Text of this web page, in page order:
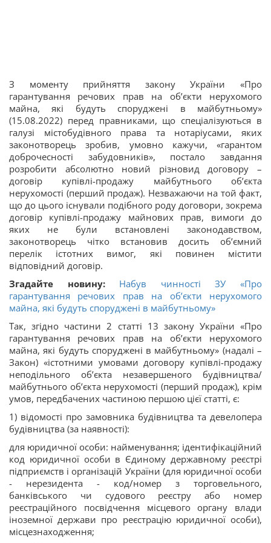
З моменту прийняття закону України «Про
гарантування речових прав на об’єкти нерухомого
майна, які будуть споруджені в майбутньому»
(15.08.2022) перед правниками, що спеціалізуються в
галузі містобудівного права та нотаріусами, яких
законотворець зробив, умовно кажучи, «гарантом
доброчесності забудовників», постало завдання
розробити абсолютно новий різновид договору –
договір купівлі-продажу майбутнього об’єкта
нерухомості (перший продаж). Незважаючи на той факт,
що до цього існували подібного роду договори, зокрема
договір купівлі-продажу майнових прав, вимоги до
яких не були встановлені законодавством,
законотворець чітко встановив досить об’ємний
перелік істотних вимог, які повинен містити
відповідний договір.
Згадайте новину: Набув чинності ЗУ «Про
гарантування речових прав на об’єкти нерухомого
майна, які будуть споруджені в майбутньому»
Так, згідно частини 2 статті 13 закону України «Про
гарантування речових прав на об’єкти нерухомого
майна, які будуть споруджені в майбутньому» (надалі –
Закон) «істотними умовами договору купівлі-продажу
неподільного об’єкта незавершеного будівництва/
майбутнього об’єкта нерухомості (перший продаж), крім
умов, передбачених частиною першою цієї статті, є:
1) відомості про замовника будівництва та девелопера
будівництва (за наявності):
для юридичної особи: найменування; ідентифікаційний
код юридичної особи в Єдиному державному реєстрі
підприємств і організацій України (для юридичної особи
- нерезидента - код/номер з торговельного,
банківського чи судового реєстру або номер
реєстраційного посвідчення місцевого органу влади
іноземної держави про реєстрацію юридичної особи),
місцезнаходження;